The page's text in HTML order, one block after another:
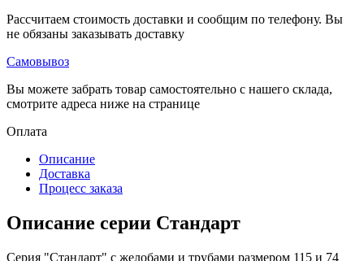
Рассчитаем стоимость доставки и сообщим по телефону. Вы
не обязаны заказывать доставку
Самовывоз
Вы можете забрать товар самостоятельно с нашего склада,
смотрите адреса ниже на странице
Оплата
Описание
Доставка
Процесс заказа
Описание серии Стандарт
Серия "Стандарт" с желобами и трубами размером 115 и 74